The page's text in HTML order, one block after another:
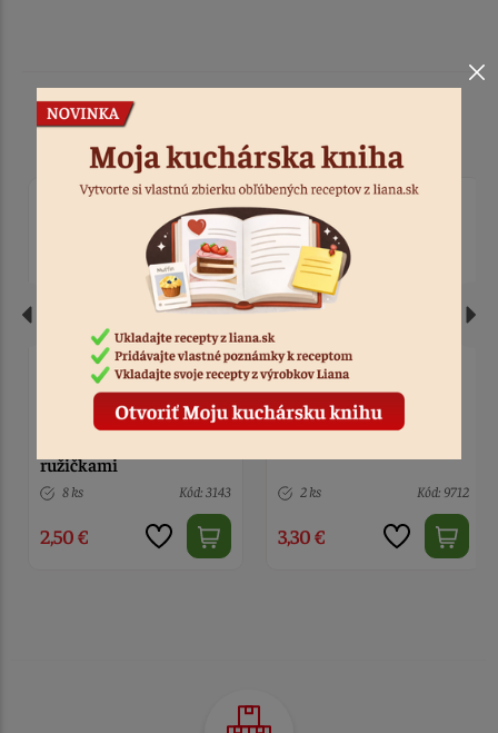
Čelenka - venček s
ružičkami
8 ks Kód: 3143
2,50 €
Forma silikón
2 ks Kód: 9712
3,30 €